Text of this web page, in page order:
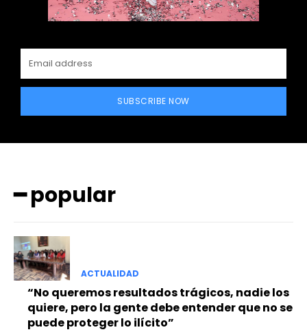
━ Planes
SUBSCRIBE NOW
━ popular
ACTUALIDAD
“No queremos resultados trágicos, nadie los
quiere, pero la gente debe entender que no se
puede proteger lo ilícito”